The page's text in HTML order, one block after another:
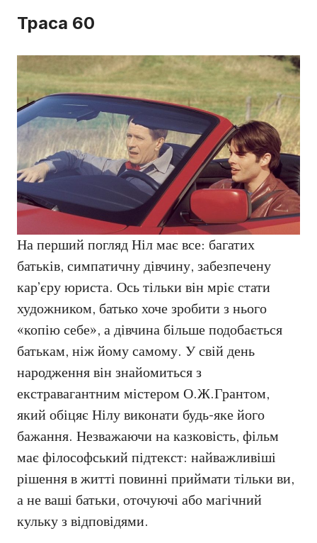
Траса 60
На перший погляд Ніл має все: багатих
батьків, симпатичну дівчину, забезпечену
кар’єру юриста. Ось тільки він мріє стати
художником, батько хоче зробити з нього
«копію себе», а дівчина більше подобається
батькам, ніж йому самому. У свій день
народження він знайомиться з
екстравагантним містером О.Ж.Грантом,
який обіцяє Нілу виконати будь-яке його
бажання. Незважаючи на казковість, фільм
має філософський підтекст: найважливіші
рішення в житті повинні приймати тільки ви,
а не ваші батьки, оточуючі або магічний
кульку з відповідями.